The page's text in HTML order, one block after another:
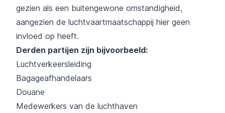
gezien als een buitengewone omstandigheid,
aangezien de luchtvaartmaatschappij hier geen
invloed op heeft.
Derden partijen zijn bijvoorbeeld:
Luchtverkeersleiding
Bagageafhandelaars
Douane
Medewerkers van de luchthaven